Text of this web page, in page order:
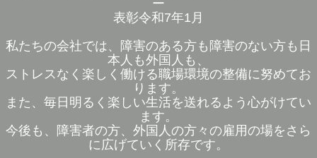
ー
表彰令和7年1月
私たちの会社では、障害のある方も障害のない方も日
本人も外国人も、
ストレスなく楽しく働ける職場環境の整備に努めてお
ります。
また、毎日明るく楽しい生活を送れるよう心がけてい
ます。
今後も、障害者の方、外国人の方々の雇用の場をさら
に広げていく所存です。